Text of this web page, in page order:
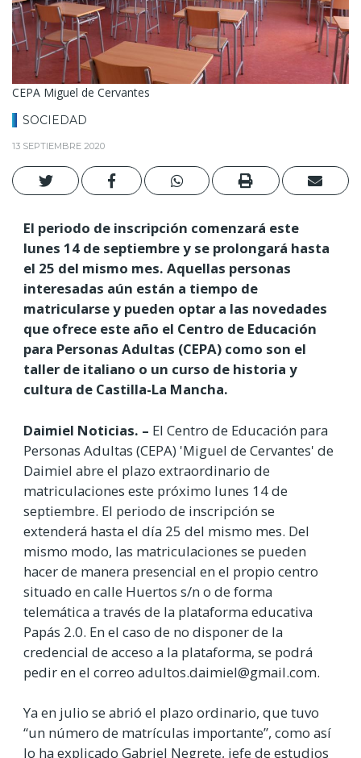
CEPA Miguel de Cervantes
SOCIEDAD
13 SEPTIEMBRE 2020
El periodo de inscripción comenzará este
lunes 14 de septiembre y se prolongará hasta
el 25 del mismo mes. Aquellas personas
interesadas aún están a tiempo de
matricularse y pueden optar a las novedades
que ofrece este año el Centro de Educación
para Personas Adultas (CEPA) como son el
taller de italiano o un curso de historia y
cultura de Castilla-La Mancha.
Daimiel Noticias. – El Centro de Educación para
Personas Adultas (CEPA) 'Miguel de Cervantes' de
Daimiel abre el plazo extraordinario de
matriculaciones este próximo lunes 14 de
septiembre. El periodo de inscripción se
extenderá hasta el día 25 del mismo mes. Del
mismo modo, las matriculaciones se pueden
hacer de manera presencial en el propio centro
situado en calle Huertos s/n o de forma
telemática a través de la plataforma educativa
Papás 2.0. En el caso de no disponer de la
credencial de acceso a la plataforma, se podrá
pedir en el correo adultos.daimiel@gmail.com.
Ya en julio se abrió el plazo ordinario, que tuvo
“un número de matrículas importante”, como así
lo ha explicado Gabriel Negrete, jefe de estudios